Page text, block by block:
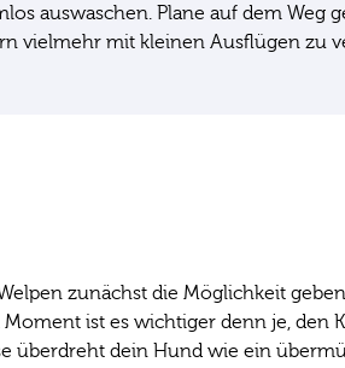
auswaschen. Plane auf dem Weg
vielmehr mit kleinen Ausflügen zu
zunächst die Möglichkeit
ist es wichtiger denn je,
überdreht dein Hund wie ein